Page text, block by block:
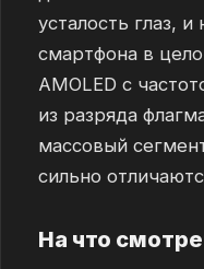
усталость глаз,
смартфона в
AMOLED с
из разряда
массовый
сильно
На что